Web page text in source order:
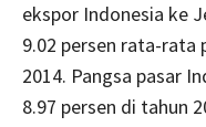
ekspor Indonesia ke
9.02 persen rata-rata
2014. Pangsa pasar
8.97 persen di tahun